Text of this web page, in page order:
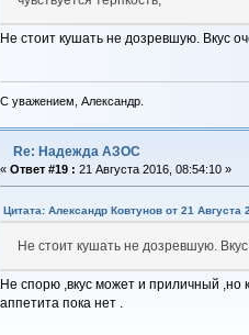
Не стоит кушать не дозревшую. Вкус
С уважением, Александр.
Re: Надежда АЗОС
« Ответ #19 : 21 Августа 2016, 08:54:10 »
Цитата: Александр Ковтунов от 21 Августа
Не стоит кушать не дозревшую.
Не спорю ,вкус может и приличный ,но
аппетита пока нет .